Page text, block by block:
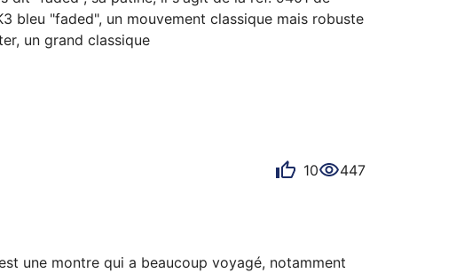
bleu "faded", un mouvement classique mais robuste
10
447
une montre qui a beaucoup voyagé, notamment